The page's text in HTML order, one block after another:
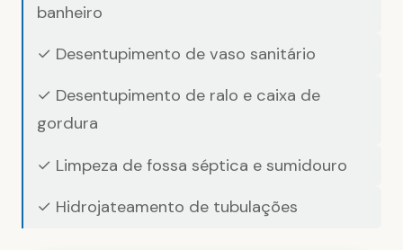
banheiro
✓ Desentupimento de vaso sanitário
✓ Desentupimento de ralo e caixa de
gordura
✓ Limpeza de fossa séptica e sumidouro
✓ Hidrojateamento de tubulações